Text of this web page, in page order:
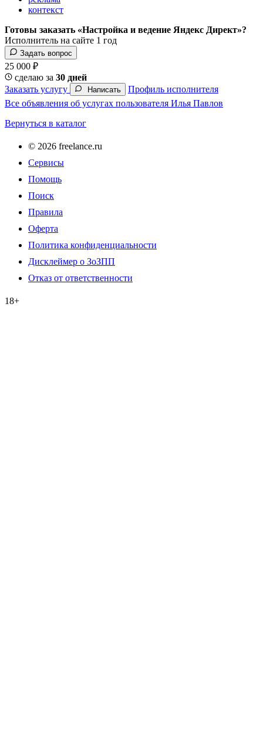
контекст
Готовы заказать «Настройка и ведение Яндекс Директ»?
Исполнитель на сайте 1 год
Задать вопрос
25 000 ₽
сделаю за 30 дней
Заказать услугу
Написать
Профиль исполнителя
Все объявления об услугах пользователя Илья Павлов
Вернуться в каталог
© 2026 freelance.ru
Сервисы
Помощь
Поиск
Правила
Оферта
Политика конфиденциальности
Дисклеймер о ЗоЗПП
Отказ от ответственности
18+